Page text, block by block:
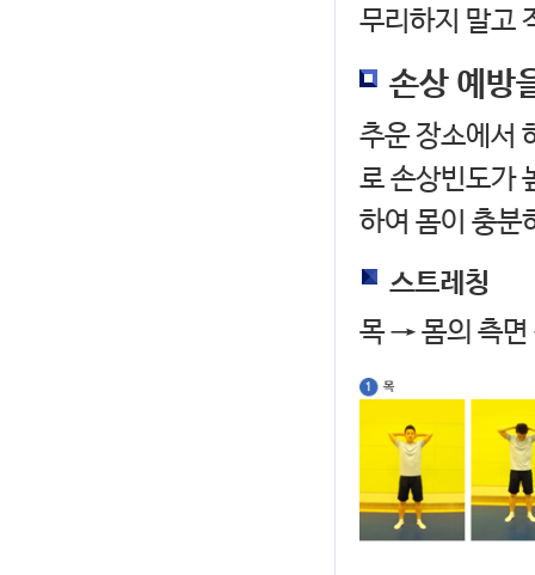
무리하지 말고
손상 예방
추운 장소에서
로 손상빈도가
하여 몸이 충분
스트레칭
목 → 몸의 측